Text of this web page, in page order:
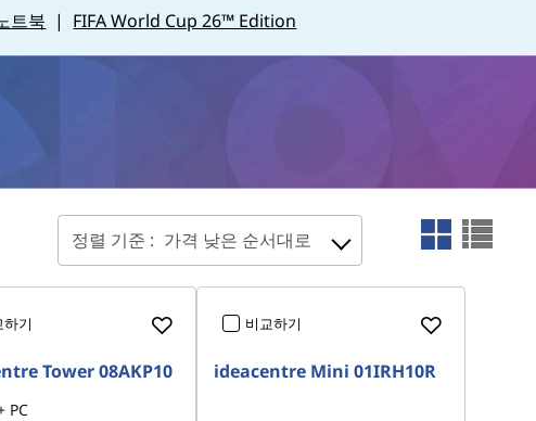
트북 | FIFA World Cup 26™ Edition
정렬 기준 : 가격 낮은 순서대로
하기
Tower 08AKP10
PC
비교하기
ideacentre Mini 01IRH10R